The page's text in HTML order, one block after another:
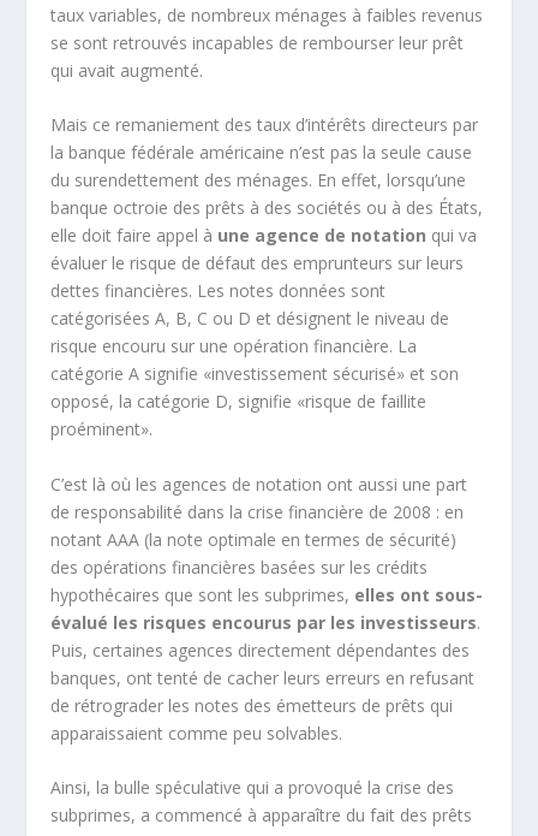
taux variables, de nombreux ménages à faibles revenus
se sont retrouvés incapables de rembourser leur prêt
qui avait augmenté.
Mais ce remaniement des taux d’intérêts directeurs par
la banque fédérale américaine n’est pas la seule cause
du surendettement des ménages. En effet, lorsqu’une
banque octroie des prêts à des sociétés ou à des États,
elle doit faire appel à une agence de notation qui va
évaluer le risque de défaut des emprunteurs sur leurs
dettes financières. Les notes données sont
catégorisées A, B, C ou D et désignent le niveau de
risque encouru sur une opération financière. La
catégorie A signifie «investissement sécurisé» et son
opposé, la catégorie D, signifie «risque de faillite
proéminent».
C’est là où les agences de notation ont aussi une part
de responsabilité dans la crise financière de 2008 : en
notant AAA (la note optimale en termes de sécurité)
des opérations financières basées sur les crédits
hypothécaires que sont les subprimes, elles ont sous-
évalué les risques encourus par les investisseurs.
Puis, certaines agences directement dépendantes des
banques, ont tenté de cacher leurs erreurs en refusant
de rétrograder les notes des émetteurs de prêts qui
apparaissaient comme peu solvables.
Ainsi, la bulle spéculative qui a provoqué la crise des
subprimes, a commencé à apparaître du fait des prêts